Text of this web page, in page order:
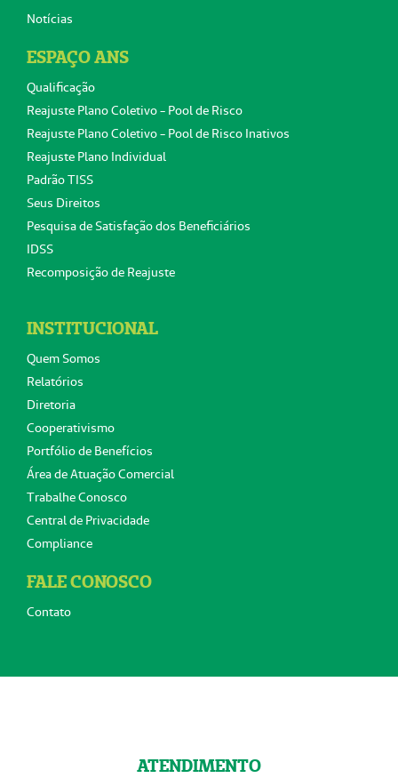
Notícias
ESPAÇO ANS
Qualificação
Reajuste Plano Coletivo - Pool de Risco
Reajuste Plano Coletivo - Pool de Risco Inativos
Reajuste Plano Individual
Padrão TISS
Seus Direitos
Pesquisa de Satisfação dos Beneficiários
IDSS
Recomposição de Reajuste
INSTITUCIONAL
Quem Somos
Relatórios
Diretoria
Cooperativismo
Portfólio de Benefícios
Área de Atuação Comercial
Trabalhe Conosco
Central de Privacidade
Compliance
FALE CONOSCO
Contato
ATENDIMENTO